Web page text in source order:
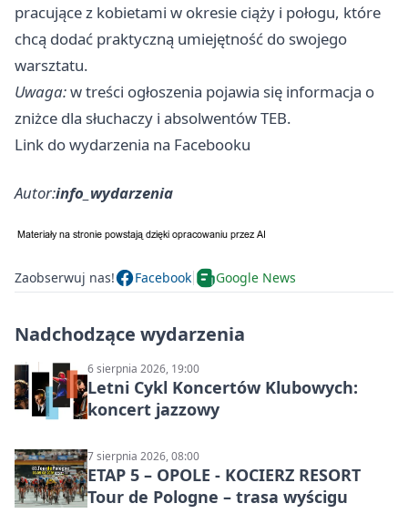
pracujące z kobietami w okresie ciąży i połogu, które
chcą dodać praktyczną umiejętność do swojego
warsztatu. ‍
Uwaga:w treści ogłoszenia pojawia się informacja o
zniżce dla słuchaczy i absolwentów TEB.
Link do wydarzenia na Facebooku
Autor:info_wydarzenia
Zaobserwuj nas! Facebook Google News
Nadchodzące wydarzenia
6 sierpnia 2026, 19:00
Letni Cykl Koncertów Klubowych:
koncert jazzowy
7 sierpnia 2026, 08:00
ETAP 5 – OPOLE - KOCIERZ RESORT
Tour de Pologne – trasa wyścigu